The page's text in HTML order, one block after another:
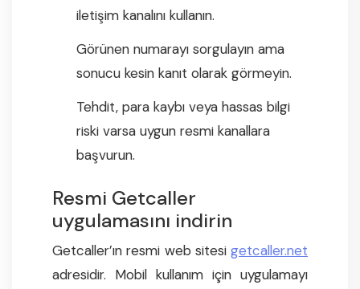
iletişim kanalını kullanın.
Görünen numarayı sorgulayın ama
sonucu kesin kanıt olarak görmeyin.
Tehdit, para kaybı veya hassas bilgi
riski varsa uygun resmi kanallara
başvurun.
Resmi Getcaller
uygulamasını indirin
Getcaller’ın resmi web sitesi getcaller.net
adresidir. Mobil kullanım için uygulamayı